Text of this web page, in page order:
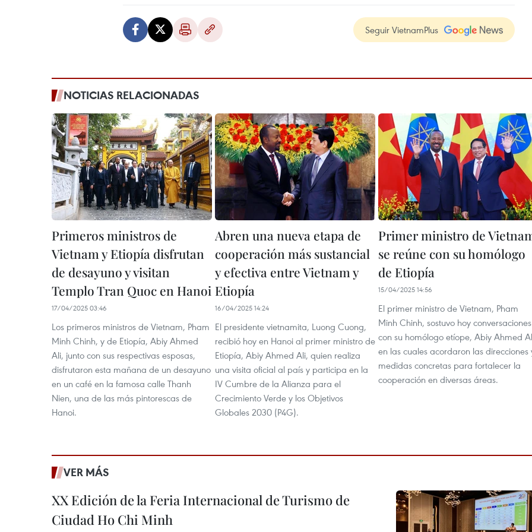
Seguir VietnamPlus
NOTICIAS RELACIONADAS
Primeros ministros de
Vietnam y Etiopía disfrutan
de desayuno y visitan
Templo Tran Quoc en Hanoi
17/04/2025 03:46
Los primeros ministros de Vietnam, Pham
Minh Chinh, y de Etiopía, Abiy Ahmed
Ali, junto con sus respectivas esposas,
disfrutaron esta mañana de un desayuno
en un café en la famosa calle Thanh
Nien, una de las más pintorescas de
Hanoi.
Abren una nueva etapa de
cooperación más sustancial
y efectiva entre Vietnam y
Etiopía
16/04/2025 14:24
El presidente vietnamita, Luong Cuong,
recibió hoy en Hanoi al primer ministro de
Etiopía, Abiy Ahmed Ali, quien realiza
una visita oficial al país y participa en la
IV Cumbre de la Alianza para el
Crecimiento Verde y los Objetivos
Globales 2030 (P4G).
Primer ministro de
se reúne con su homólogo
de Etiopía
15/04/2025 14:56
El primer ministro de Vietnam, Pham
Minh Chinh, sostuvo hoy conversaciones
con su homólogo etíope, Abiy Ahmed
en las cuales acordaron las direcciones
medidas concretas para fortalecer la
cooperación en diversas áreas.
VER MÁS
XX Edición de la Feria Internacional de Turismo de
Ciudad Ho Chi Minh